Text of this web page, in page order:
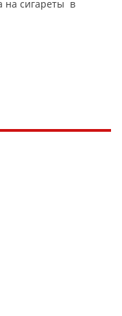
на сигареты в